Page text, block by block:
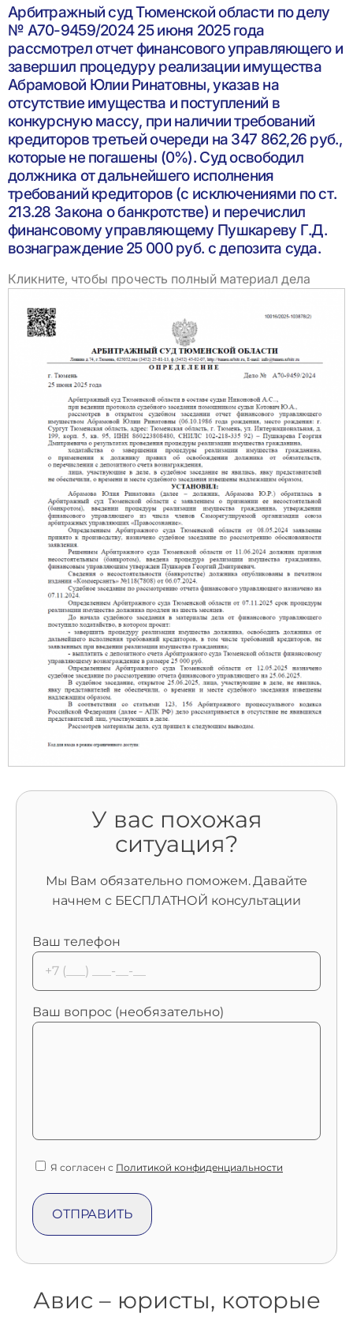
Арбитражный суд Тюменской области по делу
№ А70-9459/2024 25 июня 2025 года
рассмотрел отчет финансового управляющего и
завершил процедуру реализации имущества
Абрамовой Юлии Ринатовны, указав на
отсутствие имущества и поступлений в
конкурсную массу, при наличии требований
кредиторов третьей очереди на 347 862,26 руб.,
которые не погашены (0%). Суд освободил
должника от дальнейшего исполнения
требований кредиторов (с исключениями по ст.
213.28 Закона о банкротстве) и перечислил
финансовому управляющему Пушкареву Г.Д.
вознаграждение 25 000 руб. с депозита суда.
Кликните, чтобы прочесть полный материал дела
У вас похожая
ситуация?
Мы Вам обязательно поможем. Давайте
начнем с БЕСПЛАТНОЙ консультации
Ваш телефон
Ваш вопрос (необязательно)
Я согласен с Политикой конфиденциальности
Авис – юристы, которые